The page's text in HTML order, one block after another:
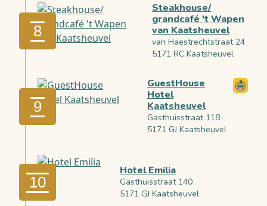
8
Steakhouse/
grandcafé 't Wapen
van Kaatsheuvel
van Haestrechtstraat 24
5171 RC Kaatsheuvel
9
GuestHouse
Hotel
Kaatsheuvel
Gasthuisstraat 118
5171 GJ Kaatsheuvel
10
Hotel Emilia
Gasthuisstraat 140
5171 GJ Kaatsheuvel